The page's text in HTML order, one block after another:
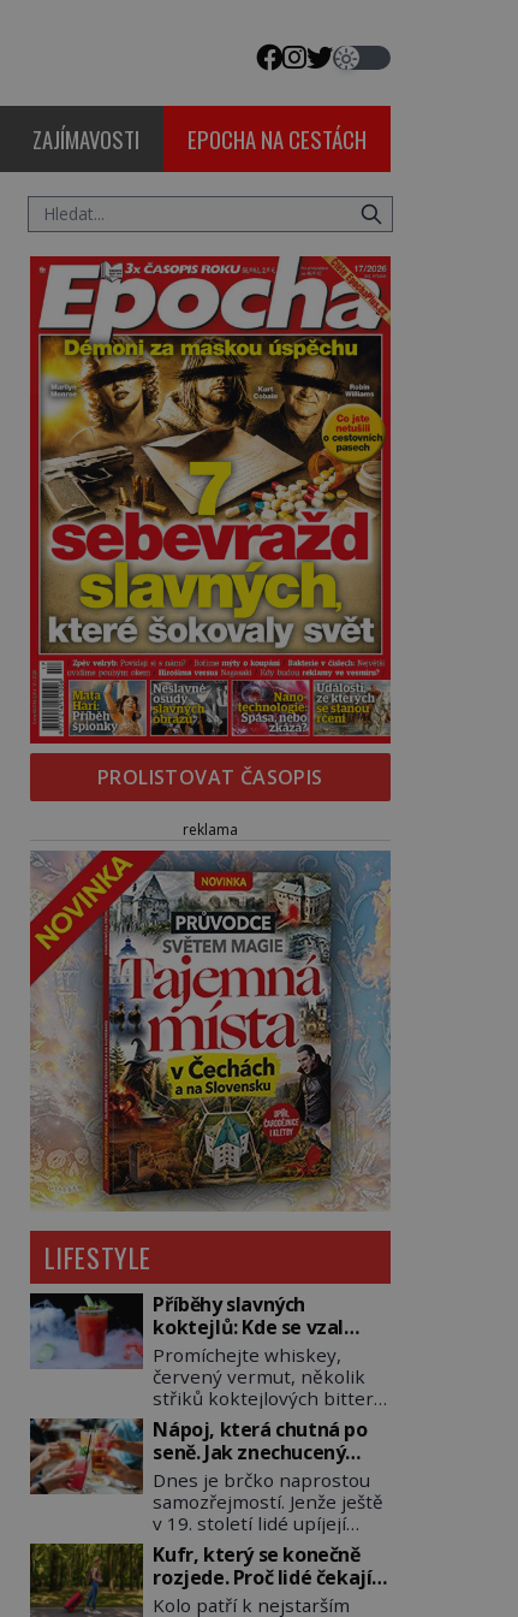
ZAJÍMAVOSTI EPOCHA NA CESTÁCH
PROLISTOVAT ČASOPIS
reklama
LIFESTYLE
Příběhy slavných
koktejlů: Kde se vzal
Manhattan a Bloody
Mary?
Promíchejte whiskey,
červený vermut, několik
střiků koktejlových bitters
a led, sceďte, ozdobte
koktejlovou třešinkou a
tadá… Manhattan je tu! A
pokud to má být skutečně
on, dejte si pozor, ať místo
klasické americké rye
whiskey či klidně
bourbonu nepoužijete
skotskou whisku. Co se
Nápoj, která chutná po
seně. Jak znechucený
Američan vymyslel brčko
Dnes je brčko naprostou
samozřejmostí. Jenže ještě
v 19. století lidé upíjejí
limonády i koktejly dutými
stébly žita nebo žitné
slámy. Fungují sice dobře,
mají ale jednu
Kufr, který se konečně
rozjede. Proč lidé čekají
na kolečka téměř pět
Kolo patří k nejstarším